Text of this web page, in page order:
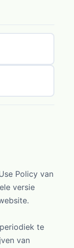
Policy van
versie
te
van